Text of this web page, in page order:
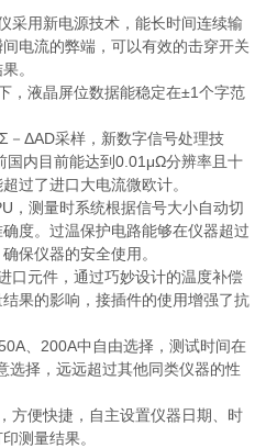
采用新电源技术，能长时间连续输
电流的弊端，可以有效的击穿开关
。
，液晶屏位数据能稳定在±1个字范
－ΔAD采样，新数字信号处理技
内目前能达到0.01μΩ分辨率且十
过了进口大电流微欧计。
，测量时系统根据信号大小自动切
度。过温保护电路能够在仪器超过
保仪器的安全使用。
口元件，通过巧妙设计的温度补偿
果的影响，接插件的使用增强了抗
、200A中自由选择，测试时间在
选择，远远超过其他同类仪器的性
方便快捷，自主设置仪器日期、时
测量结果。